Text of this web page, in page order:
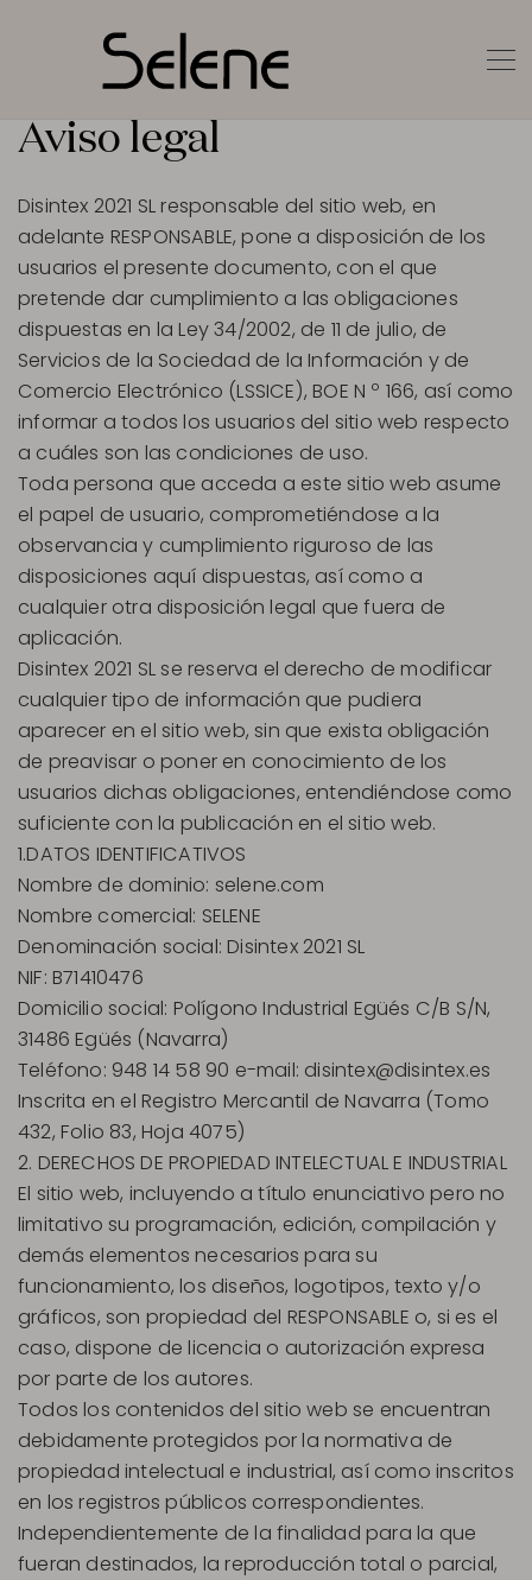
Aviso legal
Disintex 2021 SL responsable del sitio web, en
adelante RESPONSABLE, pone a disposición de los
usuarios el presente documento, con el que
pretende dar cumplimiento a las obligaciones
dispuestas en la Ley 34/2002, de 11 de julio, de
Servicios de la Sociedad de la Información y de
Comercio Electrónico (LSSICE), BOE N º 166, así como
informar a todos los usuarios del sitio web respecto
a cuáles son las condiciones de uso.
Toda persona que acceda a este sitio web asume
el papel de usuario, comprometiéndose a la
observancia y cumplimiento riguroso de las
disposiciones aquí dispuestas, así como a
cualquier otra disposición legal que fuera de
aplicación.
Disintex 2021 SL se reserva el derecho de modificar
cualquier tipo de información que pudiera
aparecer en el sitio web, sin que exista obligación
de preavisar o poner en conocimiento de los
usuarios dichas obligaciones, entendiéndose como
suficiente con la publicación en el sitio web.
1.DATOS IDENTIFICATIVOS
Nombre de dominio: selene.com
Nombre comercial: SELENE
Denominación social: Disintex 2021 SL
NIF: B71410476
Domicilio social: Polígono Industrial Egüés C/B S/N,
31486 Egüés (Navarra)
Teléfono: 948 14 58 90 e-mail: disintex@disintex.es
Inscrita en el Registro Mercantil de Navarra (Tomo
432, Folio 83, Hoja 4075)
2. DERECHOS DE PROPIEDAD INTELECTUAL E INDUSTRIAL
El sitio web, incluyendo a título enunciativo pero no
limitativo su programación, edición, compilación y
demás elementos necesarios para su
funcionamiento, los diseños, logotipos, texto y/o
gráficos, son propiedad del RESPONSABLE o, si es el
caso, dispone de licencia o autorización expresa
por parte de los autores.
Todos los contenidos del sitio web se encuentran
debidamente protegidos por la normativa de
propiedad intelectual e industrial, así como inscritos
en los registros públicos correspondientes.
Independientemente de la finalidad para la que
fueran destinados, la reproducción total o parcial,